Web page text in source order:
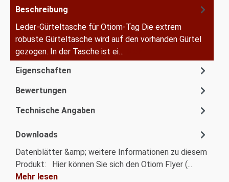
Beschreibung
Leder-Gürteltasche für Otiom-Tag Die extrem
robuste Gürteltasche wird auf den vorhanden Gürtel
gezogen. In der Tasche ist ei…
Eigenschaften
Bewertungen
Technische Angaben
Downloads
Datenblätter &amp; weitere Informationen zu diesem
Produkt: Hier können Sie sich den Otiom Flyer (...
Mehr lesen